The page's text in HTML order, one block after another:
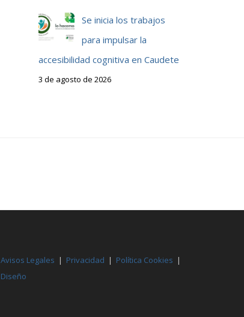
Se inicia los trabajos
para impulsar la
accesibilidad cognitiva en Caudete
3 de agosto de 2026
Avisos Legales | Privacidad | Política Cookies |
Diseño